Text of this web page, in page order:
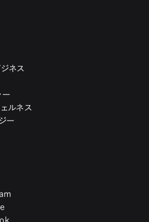
ネス
ー
ルネス
ー